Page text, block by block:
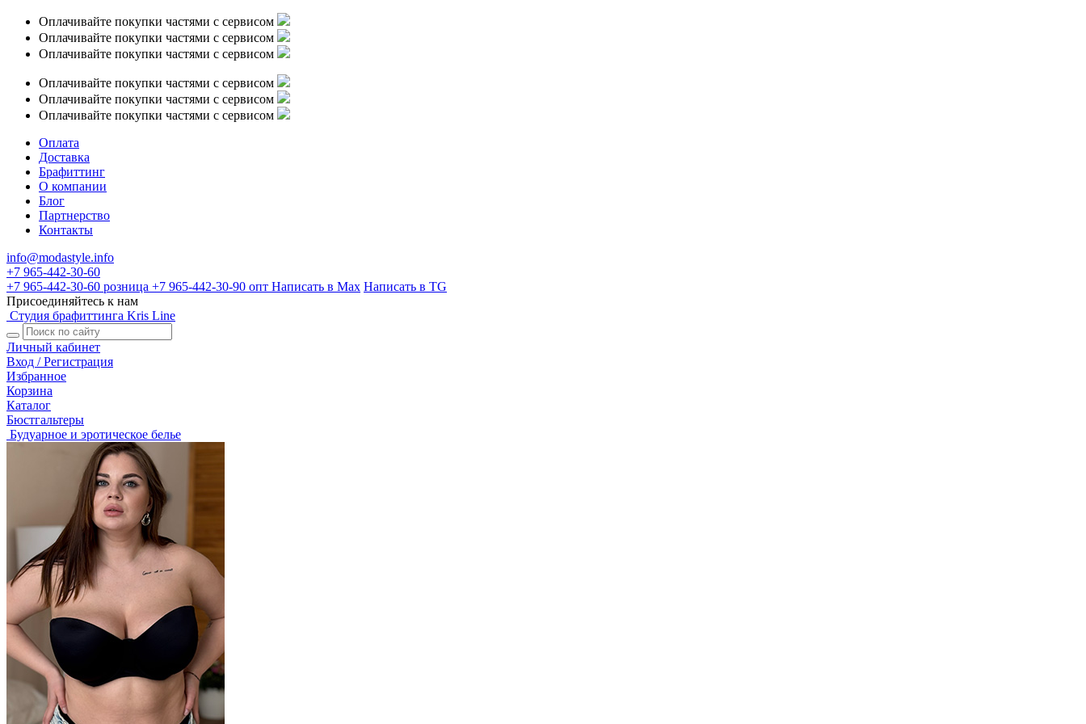
Оплачивайте покупки частями с сервисом
Оплачивайте покупки частями с сервисом
Оплачивайте покупки частями с сервисом
Оплачивайте покупки частями с сервисом
Оплачивайте покупки частями с сервисом
Оплачивайте покупки частями с сервисом
Оплата
Доставка
Брафиттинг
О компании
Блог
Партнерство
Контакты
info@modastyle.info
+7 965-442-30-60
+7 965-442-30-60 розница +7 965-442-30-90 опт Написать в Max Написать в TG
Присоединяйтесь к нам
Студия брафиттинга Kris Line
Личный кабинет
Вход / Регистрация
Избранное
Корзина
Каталог
Бюстгальтеры
Будуарное и эротическое белье